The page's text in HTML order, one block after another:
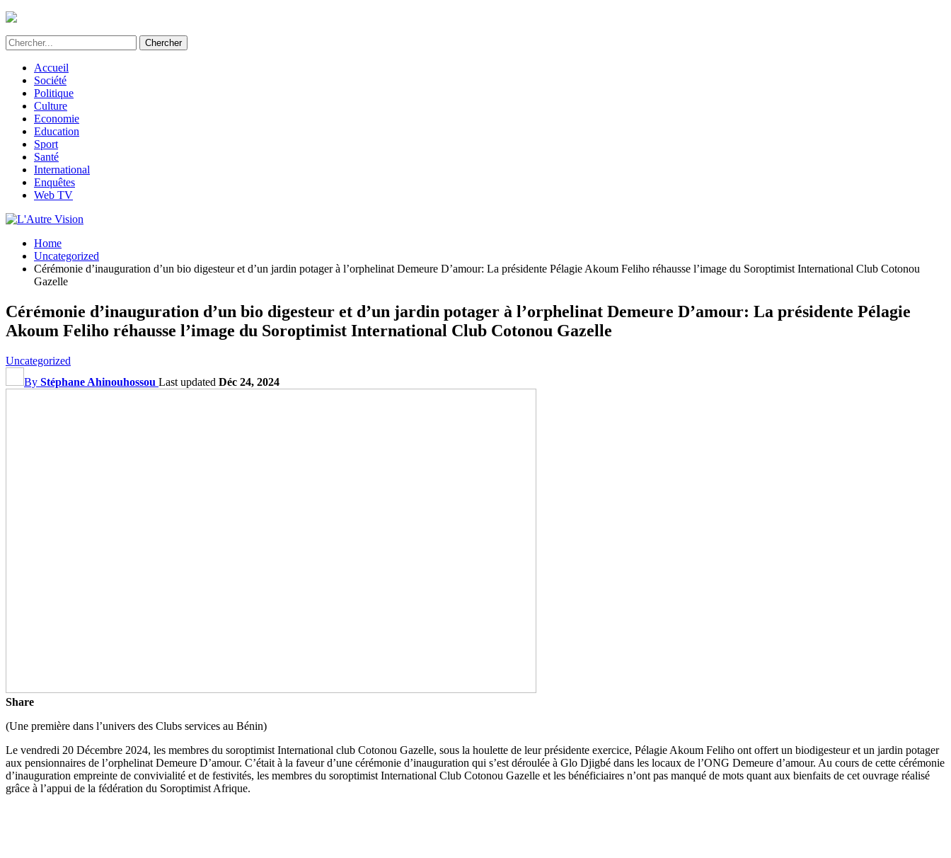
Accueil
Société
Politique
Culture
Economie
Education
Sport
Santé
International
Enquêtes
Web TV
Home
Uncategorized
Cérémonie d’inauguration d’un bio digesteur et d’un jardin potager à l’orphelinat Demeure D’amour: La présidente Pélagie Akoum Feliho réhausse l’image du Soroptimist International Club Cotonou
Gazelle
Cérémonie d’inauguration d’un bio digesteur et d’un jardin potager à l’orphelinat Demeure D’amour: La présidente Pélagie
Akoum Feliho réhausse l’image du Soroptimist International Club Cotonou Gazelle
Uncategorized
By Stéphane Ahinouhossou Last updated Déc 24, 2024
Share
(Une première dans l’univers des Clubs services au Bénin)
Le vendredi 20 Décembre 2024, les membres du soroptimist International club Cotonou Gazelle, sous la houlette de leur présidente exercice, Pélagie Akoum Feliho ont offert un biodigesteur et un jardin potager
aux pensionnaires de l’orphelinat Demeure D’amour. C’était à la faveur d’une cérémonie d’inauguration qui s’est déroulée à Glo Djigbé dans les locaux de l’ONG Demeure d’amour. Au cours de cette cérémonie
d’inauguration empreinte de convivialité et de festivités, les membres du soroptimist International Club Cotonou Gazelle et les bénéficiaires n’ont pas manqué de mots quant aux bienfaits de cet ouvrage réalisé
grâce à l’appui de la fédération du Soroptimist Afrique.